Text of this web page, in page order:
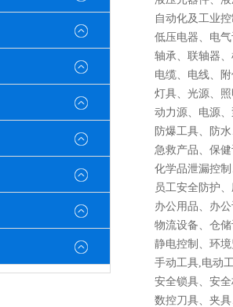
自动化及工业
低压电器、电
轴承、联轴器
电缆、电线、
灯具、光源、
动力源、电源
防爆工具、防
急救产品、保
化学品泄漏控
员工安全防护
办公用品、办
物流设备、仓
静电控制、环
手动工具,电动
安全锁具、安
数控刀具、夹